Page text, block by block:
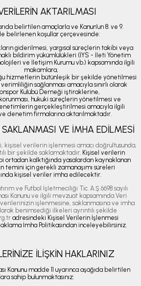
AKTARILMASI
belirtilen amaçlarla ve Kanun’un 8. ve 9.
belirlenen koşullar çerçevesinde:
giderilmesi, yargısal süreçlerin takibi veya
bildirim yükümlülükleri (İYS - İleti Yönetim
ve İletişim Kurumu vb.) kapsamında ilgili
makamlara,
hizmetlerin bütünleşik bir şekilde yönetilmesi
sağlanması amacıyla sınırlı olarak
Kulübü Derneği iştiraklerine,
korunması, hukuki süreçlerin yönetilmesi ve
gerçekleştirilmesi amacıyla ilgili
denetim firmalarına aktarılmaktadır.
SAKLANMASI VE İMHA EDİLMESİ
kişisel verilerin işlenmesi amacı doğrultusunda,
bir şekilde saklamaktadır. Kişisel verilerin
ortadan kalktığında yasalardan kaynaklanan
temini için gerekli zamanaşımı süreleri
kişisel veriler imha edilecektir.
ve Futbol İşletmeciliği Tic. A.Ş 6698 sayılı
Kanunu ve ilgili mevzuat kapsamında Veri
verilerinizin işlenmesine, saklanmasına ve imha
benimsediği ilkeleri ayrıntılı şekilde
adresindeki Kişisel Verilerin İşlenmesi
İmha Politikasından inceleyebilirsiniz.
İLİŞKİN HAKLARINIZ
Kanunu madde 11 uyarınca aşağıda belirtilen
sahip bulunmaktasınız: